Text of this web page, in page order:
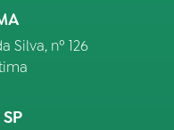
Silva, nº 126